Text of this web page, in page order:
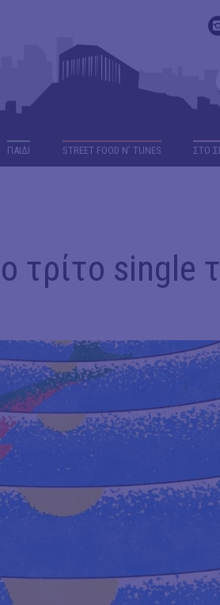
ΠΑΙΔΙ STREET FOOD N' TUNES ΣΤΟ
τρίτο single